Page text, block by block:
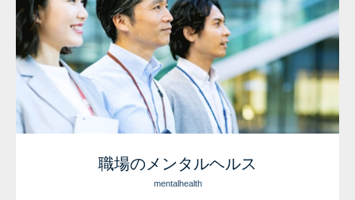
職場のメンタルヘルス
mentalhealth